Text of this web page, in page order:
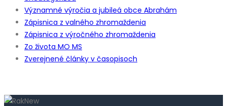
Významné výročia a jubileá obce Abrahám
Zápisnica z valného zhromaždenia
Zápisnica z výročného zhromaždenia
Zo života MO MS
Zverejnené články v časopisoch